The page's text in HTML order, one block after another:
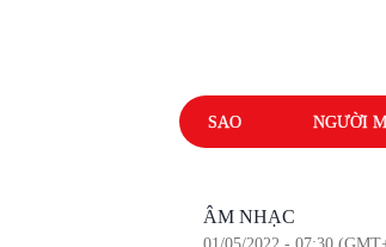
SAO NGƯỜI
ÂM NHẠC